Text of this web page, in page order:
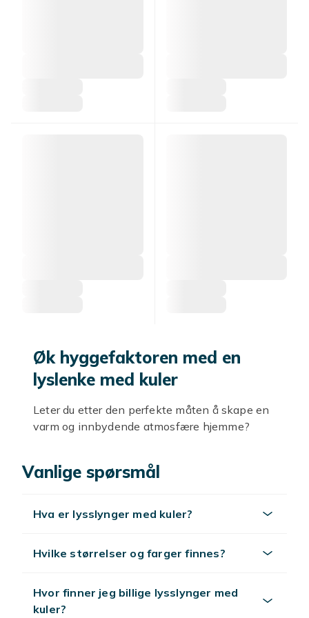
Øk hyggefaktoren med en
lyslenke med kuler
Leter du etter den perfekte måten å skape en
varm og innbydende atmosfære hjemme?
ekstra. Perfekt for både innendørs og utendørs
som på balkongen eller i hagen.
forskjellige farger og stiler, slik at du enkelt
interiør. Kombiner flere lyslenker for en enda
mer imponerende effekt, eller velg en enkel og
Vanlige spørsmål
Hva er lysslynger med kuler?
Hvilke størrelser og farger finnes?
Hvor finner jeg billige lysslynger med
kuler?